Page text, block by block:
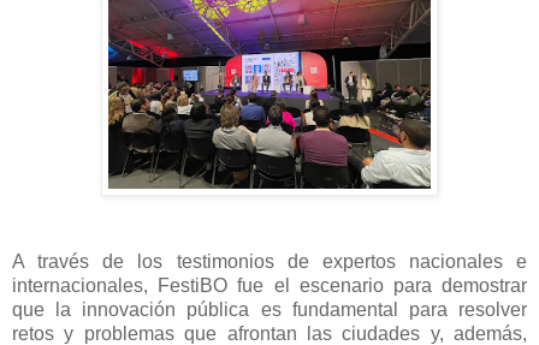
A través de los testimonios de expertos nacionales e
internacionales, FestiBO fue el escenario para demostrar
que la innovación pública es fundamental para resolver
retos y problemas que afrontan las ciudades y, además,